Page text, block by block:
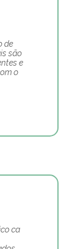
de
são
e
o
ca